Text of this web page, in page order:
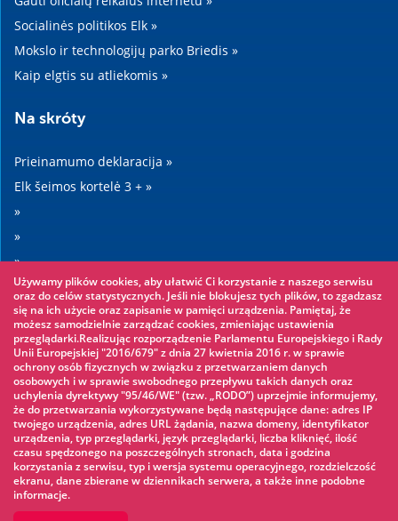
Socialinės politikos Elk »
Mokslo ir technologijų parko Briedis »
Kaip elgtis su atliekomis »
Na skróty
Prieinamumo deklaracija »
Elk šeimos kortelė 3 + »
»
»
»
»
Warto zobaczyć
Virvių parkas »
Vandens parkas »
Ledo čiuožykla »
KINOECK »
Muziejus »
Używamy plików cookies, aby ułatwić Ci korzystanie z naszego serwisu
oraz do celów statystycznych. Jeśli nie blokujesz tych plików, to zgadzasz
się na ich użycie oraz zapisanie w pamięci urządzenia. Pamiętaj, że
możesz samodzielnie zarządzać cookies, zmieniając ustawienia
przeglądarki.Realizując rozporządzenie Parlamentu Europejskiego i Rady
Unii Europejskiej "2016/679" z dnia 27 kwietnia 2016 r. w sprawie
ochrony osób fizycznych w związku z przetwarzaniem danych
osobowych i w sprawie swobodnego przepływu takich danych oraz
uchylenia dyrektywy "95/46/WE" (tzw. „RODO”) uprzejmie informujemy,
że do przetwarzania wykorzystywane będą następujące dane: adres IP
twojego urządzenia, adres URL żądania, nazwa domeny, identyfikator
urządzenia, typ przeglądarki, język przeglądarki, liczba kliknięć, ilość
czasu spędzonego na poszczególnych stronach, data i godzina
korzystania z serwisu, typ i wersja systemu operacyjnego, rozdzielczość
ekranu, dane zbierane w dziennikach serwera, a także inne podobne
informacje.